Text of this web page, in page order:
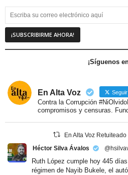
¡Síguenos
En Alta Voz Seguir
Contra la Corrupción
compromisos y censuras.
En Alta Voz Retuiteado
Héctor Silva Ávalos
Ruth López cumple hoy 445
régimen de Nayib Bukele, el